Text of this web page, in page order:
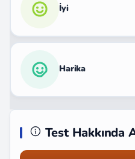
İyi
Harika
Test Hakkında